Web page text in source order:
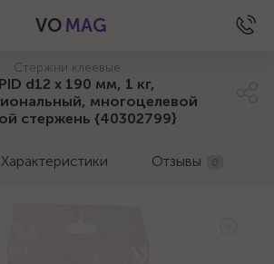
VO MAG
Стержни клеевые
d12 x 190 мм, 1 кг,
многоцелевой
стержень {40302799}
Характеристики Отзывы 0